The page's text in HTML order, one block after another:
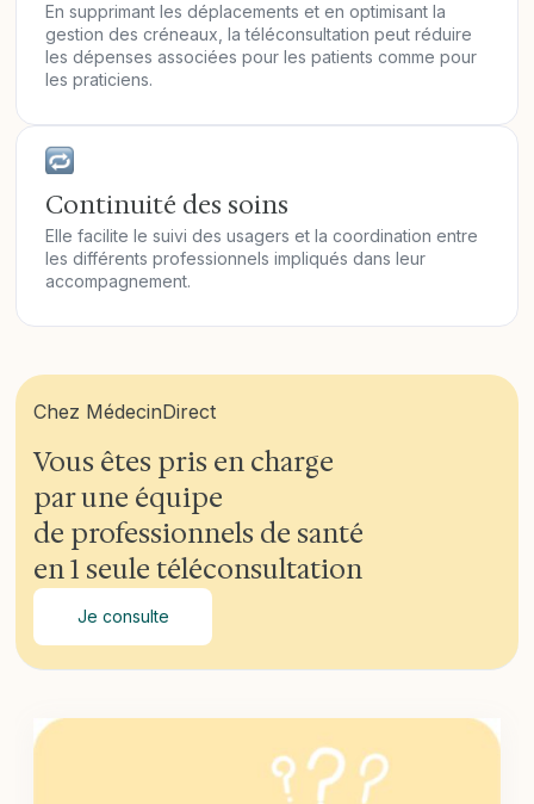
En supprimant les déplacements et en optimisant la
gestion des créneaux, la téléconsultation peut réduire
les dépenses associées pour les patients comme pour
les praticiens.
Continuité des soins
Elle facilite le suivi des usagers et la coordination entre
les différents professionnels impliqués dans leur
accompagnement.
Chez MédecinDirect
Vous êtes pris en charge
par une équipe
de professionnels de santé
en 1 seule téléconsultation
Je consulte